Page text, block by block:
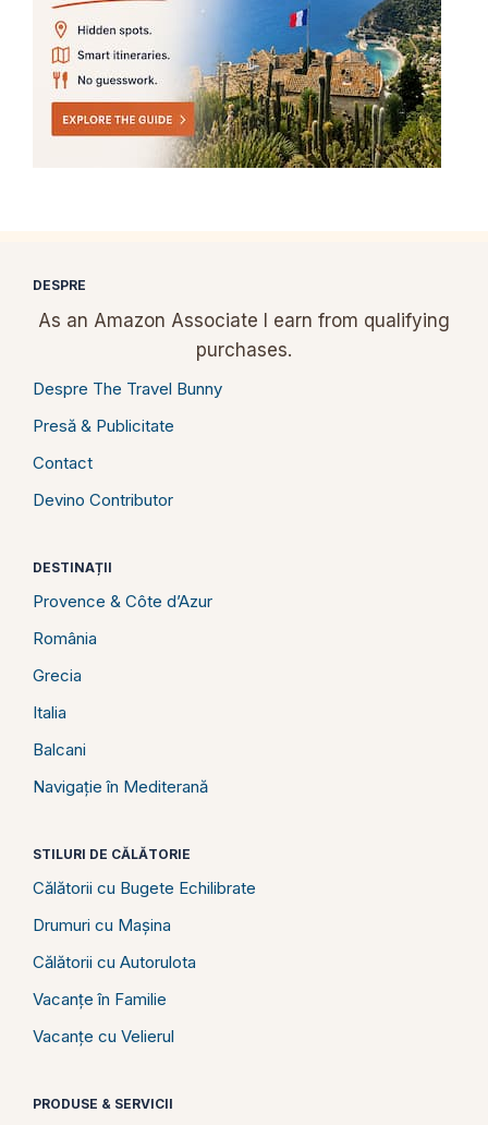
DESPRE
As an Amazon Associate I earn from qualifying
purchases.
Despre The Travel Bunny
Presă & Publicitate
Contact
Devino Contributor
DESTINAȚII
Provence & Côte d’Azur
România
Grecia
Italia
Balcani
Navigație în Mediterană
STILURI DE CĂLĂTORIE
Călătorii cu Bugete Echilibrate
Drumuri cu Mașina
Călătorii cu Autorulota
Vacanțe în Familie
Vacanțe cu Velierul
PRODUSE & SERVICII